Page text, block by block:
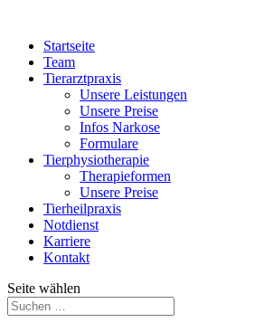
Startseite
Team
Tierarztpraxis
Unsere Leistungen
Unsere Preise
Infos Narkose
Formulare
Tierphysiotherapie
Therapieformen
Unsere Preise
Tierheilpraxis
Notdienst
Karriere
Kontakt
Seite wählen